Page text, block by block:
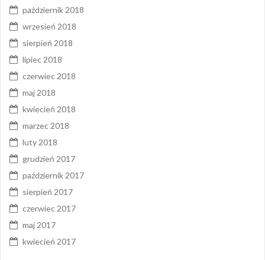
październik 2018
wrzesień 2018
sierpień 2018
lipiec 2018
czerwiec 2018
maj 2018
kwiecień 2018
marzec 2018
luty 2018
grudzień 2017
październik 2017
sierpień 2017
czerwiec 2017
maj 2017
kwiecień 2017